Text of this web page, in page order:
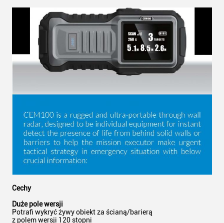
Cechy
Duże pole wersji
Potrafi wykryć żywy obiekt za ścianą/barierą
z polem wersji 120 stopni